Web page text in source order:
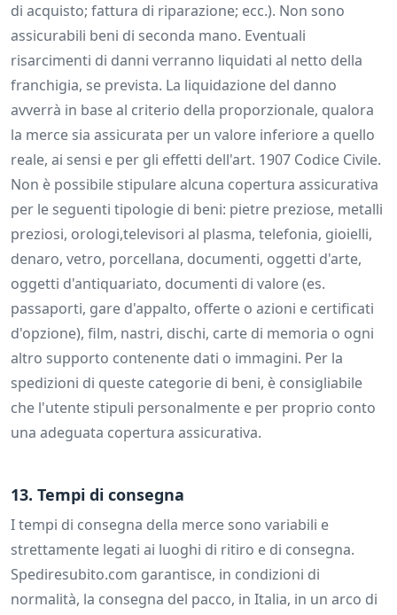
di acquisto; fattura di riparazione; ecc.). Non sono
assicurabili beni di seconda mano. Eventuali
risarcimenti di danni verranno liquidati al netto della
franchigia, se prevista. La liquidazione del danno
avverrà in base al criterio della proporzionale, qualora
la merce sia assicurata per un valore inferiore a quello
reale, ai sensi e per gli effetti dell'art. 1907 Codice Civile.
Non è possibile stipulare alcuna copertura assicurativa
per le seguenti tipologie di beni: pietre preziose, metalli
preziosi, orologi,televisori al plasma, telefonia, gioielli,
denaro, vetro, porcellana, documenti, oggetti d'arte,
oggetti d'antiquariato, documenti di valore (es.
passaporti, gare d'appalto, offerte o azioni e certificati
d'opzione), film, nastri, dischi, carte di memoria o ogni
altro supporto contenente dati o immagini. Per la
spedizioni di queste categorie di beni, è consigliabile
che l'utente stipuli personalmente e per proprio conto
una adeguata copertura assicurativa.
13. Tempi di consegna
I tempi di consegna della merce sono variabili e
strettamente legati ai luoghi di ritiro e di consegna.
Spediresubito.com garantisce, in condizioni di
normalità, la consegna del pacco, in Italia, in un arco di